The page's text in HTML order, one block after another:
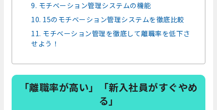
9. モチベーション管理システムの機能
10. 15のモチベーション管理システムを徹底比較
11. モチベーション管理を徹底して離職率を低下さ
せよう！
「離職率が高い」「新入社員がすぐやめ
る」